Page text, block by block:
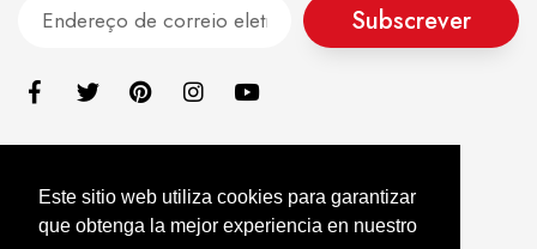
Este sitio web utiliza cookies para garantizar
que obtenga la mejor experiencia en nuestro
Subscrever
info@alimentacionasiatica.com